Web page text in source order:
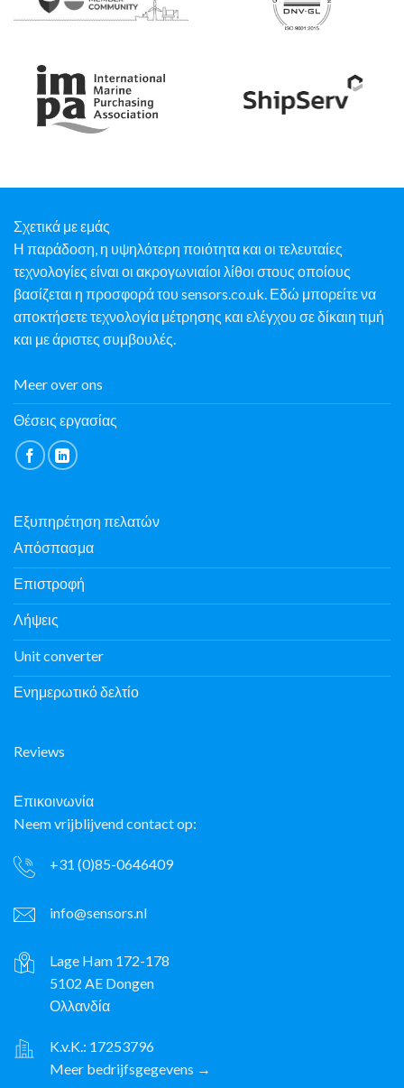
Σχετικά με εμάς
Η παράδοση, η υψηλότερη ποιότητα και οι τελευταίες
τεχνολογίες είναι οι ακρογωνιαίοι λίθοι στους οποίους
βασίζεται η προσφορά του sensors.co.uk. Εδώ μπορείτε να
αποκτήσετε τεχνολογία μέτρησης και ελέγχου σε δίκαιη τιμή
και με άριστες συμβουλές.
Meer over ons
Θέσεις εργασίας
Εξυπηρέτηση πελατών
Απόσπασμα
Επιστροφή
Λήψεις
Unit converter
Ενημερωτικό δελτίο
Reviews
Επικοινωνία
Neem vrijblijvend contact op:
+31 (0)85-0646409
info@sensors.nl
Lage Ham 172-178
5102 AE Dongen
Ολλανδία
K.v.K.: 17253796
Meer bedrijfsgegevens →